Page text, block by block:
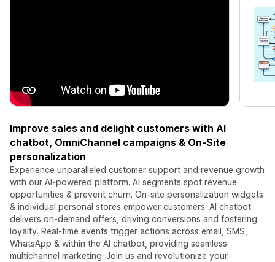
Improve sales and delight customers with AI
chatbot, OmniChannel campaigns & On-Site
personalization
Experience unparalleled customer support and revenue growth
with our AI-powered platform. AI segments spot revenue
opportunities & prevent churn. On-site personalization widgets
& individual personal stores empower customers. AI chatbot
delivers on-demand offers, driving conversions and fostering
loyalty. Real-time events trigger actions across email, SMS,
WhatsApp & within the AI chatbot, providing seamless
multichannel marketing. Join us and revolutionize your